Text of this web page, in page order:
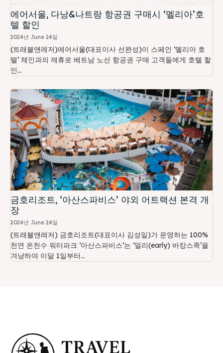
에어서울, 다낭&나트랑 항공권 구매시 ‘멜리아’호
텔 할인
2024년 June 24일
(트래블앤레저)에어서울(대표이사 선완성)이 스페인 ‘멜리아 호
텔’ 체인과의 제휴로 베트남 노선 항공권 구매 고객들에게 호텔 할
인...
금호리조트, ‘아산스파비스’ 야외 어트랙션 본격 개
장
2024년 June 24일
(트래블앤레저) 금호리조트(대표이사 김성일)가 운영하는 100%
천연 온천수 워터파크 ‘아산스파비스’는 ‘얼리(early) 바캉스족’을
겨냥하여 이달 1일부터...